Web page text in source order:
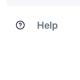
Help